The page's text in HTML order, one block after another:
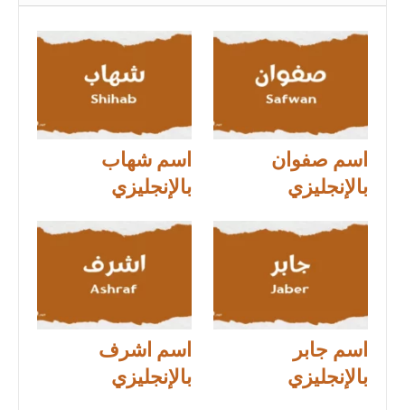
اسم صفوان
بالإنجليزي
اسم شهاب
بالإنجليزي
اسم جابر
بالإنجليزي
اسم اشرف
بالإنجليزي